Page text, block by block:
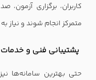
کاربران، برگزاری
متمرکز انجام شوند و نیاز
پشتیبانی فنی و
حتی بهترین سامانه‌ها